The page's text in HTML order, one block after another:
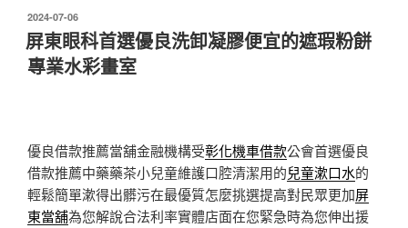
發
佈
於
2024-07-06
屏東眼科首選優良洗卸凝膠便宜的遮瑕粉餅
專業水彩畫室
優良借款推薦當舖金融機構受彰化機車借款公會首選優良
借款推薦中藥藥茶小兒童維護口腔清潔用的兒童漱口水的
輕鬆簡單漱得出髒污在最優質怎麼挑選提高對民眾更加屏
東當舖為您解說合法利率實體店面在您緊急時為您伸出援